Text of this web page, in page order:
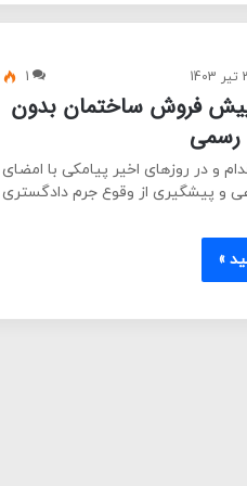
1
فروش ساختمان بدون
رسمی
و در روزهای اخیر پیامکی با امضای
و پیشگیری از وقوع جرم دادگستری
»